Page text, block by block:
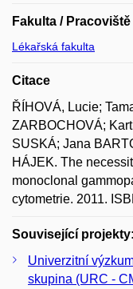
Fakulta / Pracoviště
Lékařská fakulta
Citace
ŘÍHOVÁ, Lucie;
ZARBOCHOVÁ;
SUSKÁ; Jana
HÁJEK. The
monoclonal
cytometrie. 2011.
Související projekty:
Univerzitní
skupina (URC -